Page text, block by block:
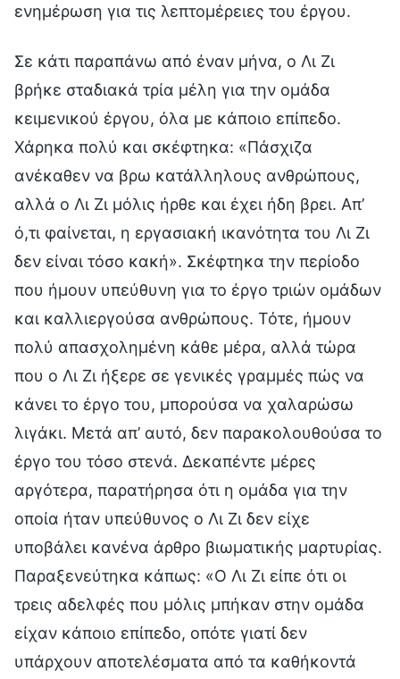
ενημέρωση για τις λεπτομέρειες του έργου.
Σε κάτι παραπάνω από έναν μήνα, ο Λι Ζι
βρήκε σταδιακά τρία μέλη για την ομάδα
κειμενικού έργου, όλα με κάποιο επίπεδο.
Χάρηκα πολύ και σκέφτηκα: «Πάσχιζα
ανέκαθεν να βρω κατάλληλους ανθρώπους,
αλλά ο Λι Ζι μόλις ήρθε και έχει ήδη βρει. Απ’
ό,τι φαίνεται, η εργασιακή ικανότητα του Λι Ζι
δεν είναι τόσο κακή». Σκέφτηκα την περίοδο
που ήμουν υπεύθυνη για το έργο τριών ομάδων
και καλλιεργούσα ανθρώπους. Τότε, ήμουν
πολύ απασχολημένη κάθε μέρα, αλλά τώρα
που ο Λι Ζι ήξερε σε γενικές γραμμές πώς να
κάνει το έργο του, μπορούσα να χαλαρώσω
λιγάκι. Μετά απ’ αυτό, δεν παρακολουθούσα το
έργο του τόσο στενά. Δεκαπέντε μέρες
αργότερα, παρατήρησα ότι η ομάδα για την
οποία ήταν υπεύθυνος ο Λι Ζι δεν είχε
υποβάλει κανένα άρθρο βιωματικής μαρτυρίας.
Παραξενεύτηκα κάπως: «Ο Λι Ζι είπε ότι οι
τρεις αδελφές που μόλις μπήκαν στην ομάδα
είχαν κάποιο επίπεδο, οπότε γιατί δεν
υπάρχουν αποτελέσματα από τα καθήκοντά